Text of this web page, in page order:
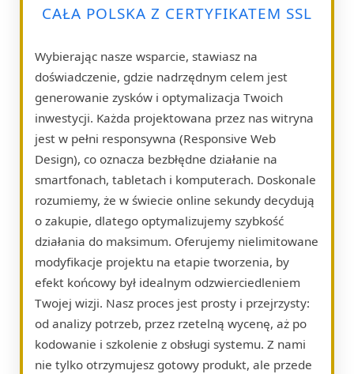
CAŁA POLSKA Z CERTYFIKATEM SSL
Wybierając nasze wsparcie, stawiasz na
doświadczenie, gdzie nadrzędnym celem jest
generowanie zysków i optymalizacja Twoich
inwestycji. Każda projektowana przez nas witryna
jest w pełni responsywna (Responsive Web
Design), co oznacza bezbłędne działanie na
smartfonach, tabletach i komputerach. Doskonale
rozumiemy, że w świecie online sekundy decydują
o zakupie, dlatego optymalizujemy szybkość
działania do maksimum. Oferujemy nielimitowane
modyfikacje projektu na etapie tworzenia, by
efekt końcowy był idealnym odzwierciedleniem
Twojej wizji. Nasz proces jest prosty i przejrzysty:
od analizy potrzeb, przez rzetelną wycenę, aż po
kodowanie i szkolenie z obsługi systemu. Z nami
nie tylko otrzymujesz gotowy produkt, ale przede